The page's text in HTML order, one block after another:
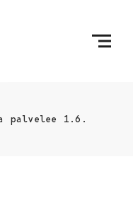
palvelee 1.6.